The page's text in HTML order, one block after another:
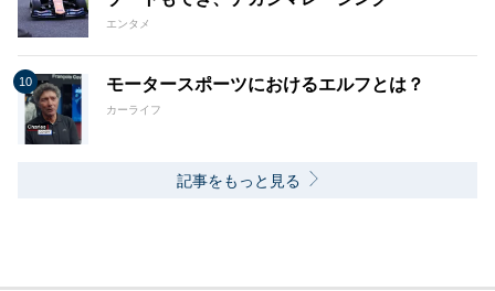
エンタメ
モータースポーツにおけるエルフとは？
カーライフ
記事をもっと見る